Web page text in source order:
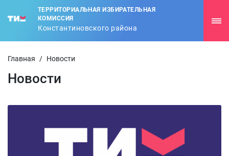
ТЕРРИТОРИАЛЬНАЯ ИЗБИРАТЕЛЬНАЯ
КОМИССИЯ
Константиновского района
Главная / Новости
Новости